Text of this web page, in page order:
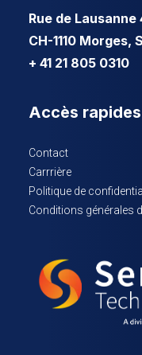
Rue de Lausanne
CH-1110 Morges,
+ 41 21 805 0310
Accès rapides
Contact
Carrrière
Politique de
Conditions générales